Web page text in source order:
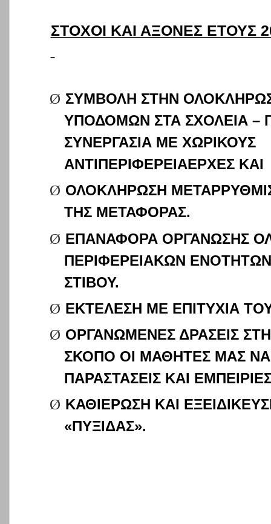
ΣΤΟΧΟΙ ΚΑΙ ΑΞΟΝΕΣ ΕΤΟΥΣ
Ø ΣΥΜΒΟΛΗ ΣΤΗΝ
ΥΠΟΔΟΜΩΝ ΣΤΑ ΣΧΟΛΕΙΑ –
ΣΥΝΕΡΓΑΣΙΑ ΜΕ ΧΩΡΙΚΟΥΣ
ΑΝΤΙΠΕΡΙΦΕΡΕΙΑΕΡΧΕΣ ΚΑΙ
Ø ΟΛΟΚΛΗΡΩΣΗ
ΤΗΣ ΜΕΤΑΦΟΡΑΣ.
Ø ΕΠΑΝΑΦΟΡΑ ΟΡΓΑΝΩΣΗΣ
ΠΕΡΙΦΕΡΕΙΑΚΩΝ
ΣΤΙΒΟΥ.
Ø ΕΚΤΕΛΕΣΗ ΜΕ ΕΠΙΤΥΧΙΑ
Ø ΟΡΓΑΝΩΜΕΝΕΣ ΔΡΑΣΕΙΣ
ΣΚΟΠΟ ΟΙ ΜΑΘΗΤΕΣ ΜΑΣ
ΠΑΡΑΣΤΑΣΕΙΣ ΚΑΙ
Ø ΚΑΘΙΕΡΩΣΗ ΚΑΙ
«ΠΥΞΙΔΑΣ».